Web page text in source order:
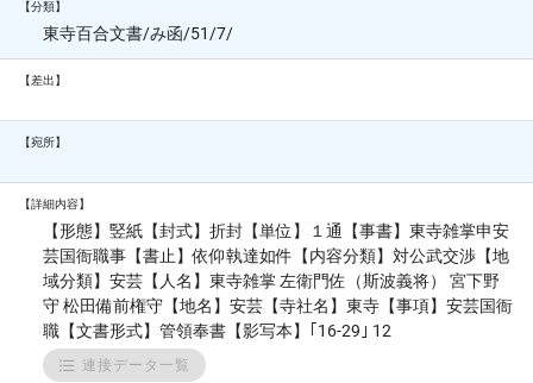
【分類】
東寺百合文書/み函/51/7/
【差出】
【宛所】
【詳細内容】
【形態】竪紙【封式】折封【単位】１通【事書】東寺雑掌申安
芸国衙職事【書止】依仰執達如件【内容分類】対公武交渉【地
域分類】安芸【人名】東寺雑掌 左衛門佐（斯波義将） 宮下野
守 松田備前権守【地名】安芸【寺社名】東寺【事項】安芸国衙
職【文書形式】管領奉書【影写本】｢16-29｣ 12
連接データ一覧